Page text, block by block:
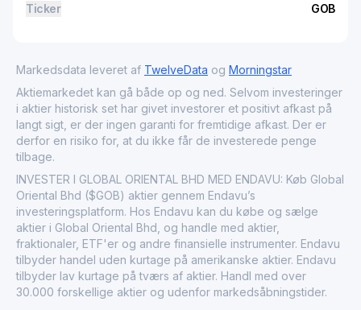
Ticker GOB
Markedsdata leveret af TwelveData og Morningstar
Aktiemarkedet kan gå både op og ned. Selvom investeringer
i aktier historisk set har givet investorer et positivt afkast på
langt sigt, er der ingen garanti for fremtidige afkast. Der er
derfor en risiko for, at du ikke får de investerede penge
tilbage.
INVESTER I GLOBAL ORIENTAL BHD MED ENDAVU: Køb Global
Oriental Bhd ($GOB) aktier gennem Endavu’s
investeringsplatform. Hos Endavu kan du købe og sælge
aktier i Global Oriental Bhd, og handle med aktier,
fraktionaler, ETF'er og andre finansielle instrumenter. Endavu
tilbyder handel uden kurtage på amerikanske aktier. Endavu
tilbyder lav kurtage på tværs af aktier. Handl med over
30.000 forskellige aktier og udenfor markedsåbningstider.